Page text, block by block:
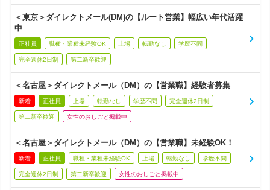
＜東京＞ダイレクトメール(DM)の【ルート営業】幅広い年代活躍
中
正社員 職種・業種未経験OK 上場 転勤なし 学歴不問
完全週休2日制 第二新卒歓迎
＜名古屋＞ダイレクトメール（DM）の【営業職】経験者募集
新着 正社員 上場 転勤なし 学歴不問 完全週休2日制
第二新卒歓迎 女性のおしごと掲載中
＜名古屋＞ダイレクトメール（DM）の【営業職】未経験OK！
新着 正社員 職種・業種未経験OK 上場 転勤なし 学歴不問
完全週休2日制 第二新卒歓迎 女性のおしごと掲載中